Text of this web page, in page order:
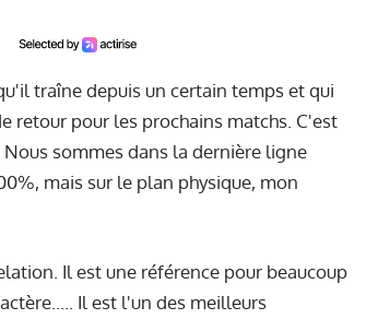
traîne depuis un certain temps et qui
retour pour les prochains matchs. C'est
sommes dans la dernière ligne
mais sur le plan physique, mon
Il est une référence pour beaucoup
Il est l'un des meilleurs